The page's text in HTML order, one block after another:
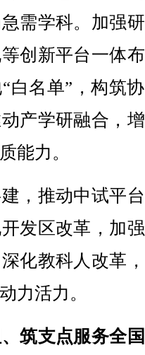
需学科。加强
创新平台一体
白名单”，构筑
产学研融合，
能力。
推动中试平
发区改革，加
化教科人改革
力活力。
筑支点服务全